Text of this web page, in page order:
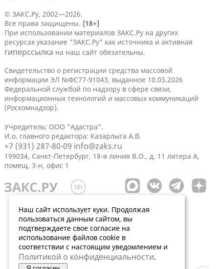
© ЗАКС.Ру, 2002—2026.
Все права защищены. [18+]
При использовании материалов ЗАКС.Ру на других
ресурсах указание "ЗАКС.Ру" как источника и активная
гиперссылка на наш сайт обязательны.
Свидетельство о регистрации средства массовой
информации ЭЛ №ФС77-91043, выданное 10.03.2026
Федеральной службой по надзору в сфере связи,
информационных технологий и массовых коммуникаций
(Роскомнадзор).
Учредитель: ООО "Адастра".
И.о. главного редактора: Казарлыга А.В.
+7 (931) 287-80-09 info@zaks.ru
199034, Санкт-Петербург, 18-я линия В.О., д. 11 литера А,
помещ. 3-н, офис 1
Наш сайт использует куки. Продолжая
пользоваться данным сайтом, вы
подтверждаете свое согласие на
использование файлов cookie в
соответствии с настоящим уведомлением и
Политикой о конфиденциальности.